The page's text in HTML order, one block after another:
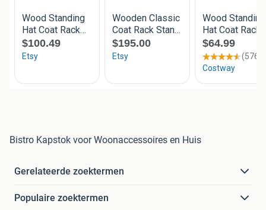
Bistro Kapstok voor Woonaccessoires en Huis
Gerelateerde zoektermen
Populaire zoektermen